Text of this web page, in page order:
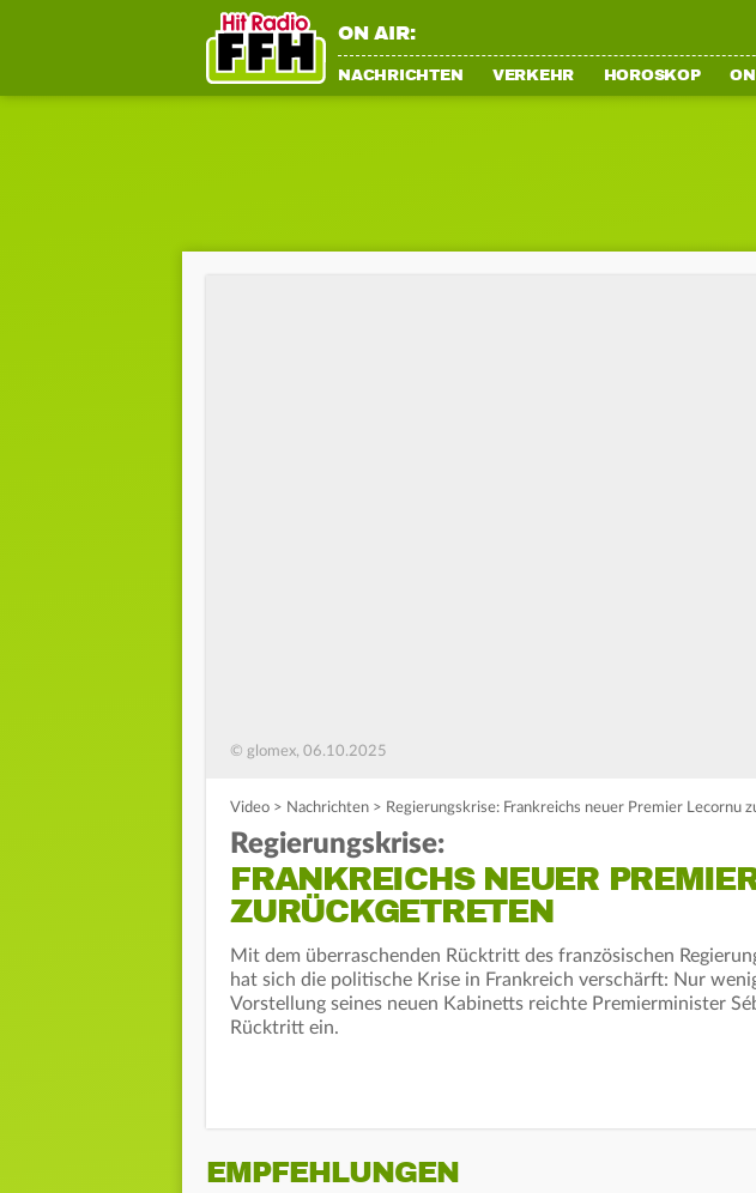
ON AIR:
NACHRICHTEN VERKEHR HOROSKOP
© glomex, 06.10.2025
Video > Nachrichten > Regierungskrise: Frankreichs neuer Premier Lecornu
Regierungskrise:
FRANKREICHS NEUER
ZURÜCKGETRETEN
Mit dem überraschenden Rücktritt des französischen
hat sich die politische Krise in Frankreich verschärft: Nur
Vorstellung seines neuen Kabinetts reichte Premierminister
Rücktritt ein.
EMPFEHLUNGEN